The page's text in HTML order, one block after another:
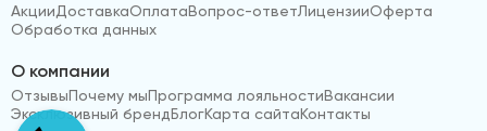
АкцииДоставкаОплатаВопрос-ответЛицензииОферта
Обработка данных
О компании
ОтзывыПочему мыПрограмма лояльностиВакансии
Эксклюзивный брендБлогКарта сайтаКонтакты